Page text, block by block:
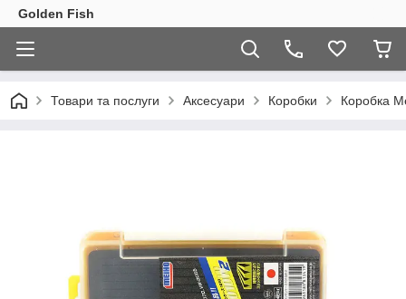
Golden Fish
Товари та послуги Аксесуари Коробки Коробка